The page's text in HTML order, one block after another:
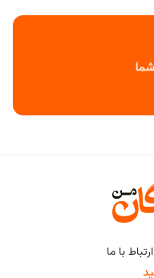
ارتباط با ما